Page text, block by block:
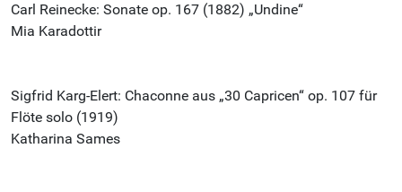
Carl Reinecke: Sonate op. 167 (1882) „Undine“
Mia Karadottir
Sigfrid Karg-Elert: Chaconne aus „30 Capricen“ op. 107 für
Flöte solo (1919)
Katharina Sames